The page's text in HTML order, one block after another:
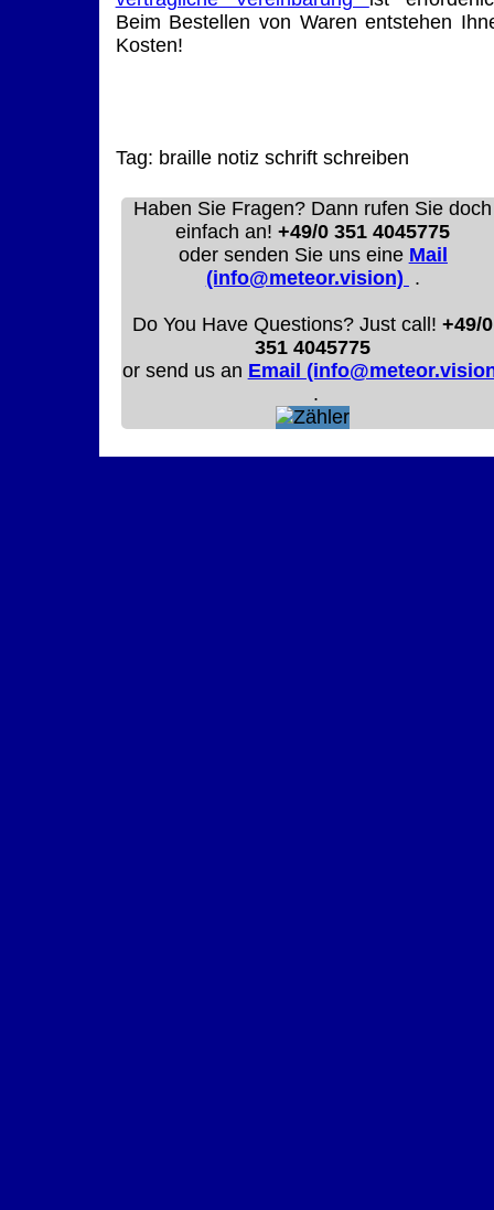
Beim Bestellen von Waren entstehen
Kosten!
Tag: braillenotizschriftschreiben
Haben Sie Fragen? Dann rufen Sie doch
einfach an!+49/0 351 4045775
oder senden Sie uns eine Mail
(info@meteor.vision) .
Do You Have Questions? Just call!+49/0
351 4045775
or send us an Email
.